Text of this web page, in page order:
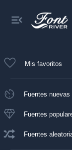
Mis favoritos
Fuentes nuevas
Fuentes
Fuentes